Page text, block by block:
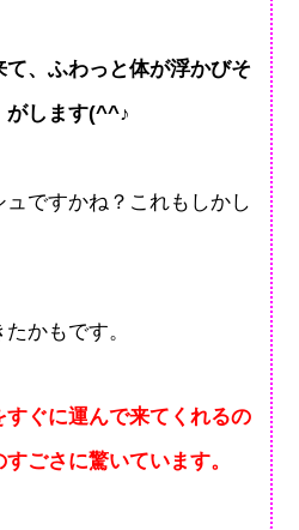
、ふわっと体が浮かびそ
がします(^^♪
ですかね？これもしかし
かもです。
ぐに運んで来てくれるの
ごさに驚いています。